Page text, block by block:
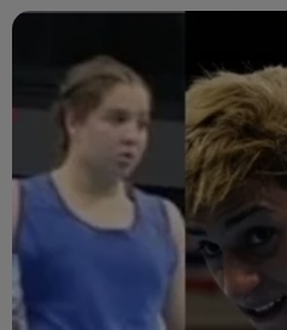
RADIO ORIENT SPORT 27/5/2022